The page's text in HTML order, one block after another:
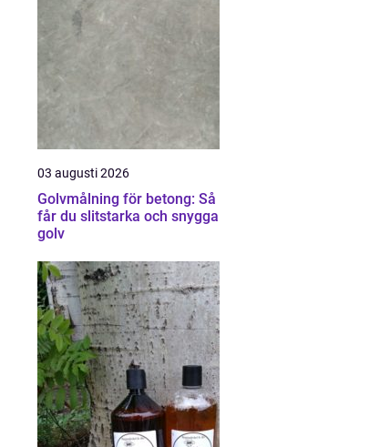
03 augusti 2026
Golvmålning för betong: Så
får du slitstarka och snygga
golv